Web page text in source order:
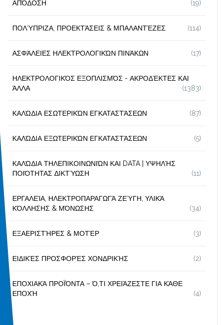
ΑΠΌΔΟΣΗ
(19)
ΠΟΛΎΠΡΙΖΑ, ΠΡΟΕΚΤΆΣΕΙΣ & ΜΠΑΛΑΝΤΈΖΕΣ (114)
ΑΣΦΆΛΕΙΕΣ ΗΛΕΚΤΡΟΛΟΓΙΚΏΝ ΠΙΝΆΚΩΝ (17)
ΗΛΕΚΤΡΟΛΟΓΙΚΌΣ ΕΞΟΠΛΙΣΜΌΣ - ΑΚΡΟΔΈΚΤΕΣ ΚΑΙ
ΆΛΛΑ
(1383)
ΚΑΛΏΔΙΑ ΕΣΩΤΕΡΙΚΏΝ ΕΓΚΑΤΑΣΤΆΣΕΩΝ (87)
ΚΑΛΏΔΙΑ ΕΞΩΤΕΡΙΚΏΝ ΕΓΚΑΤΑΣΤΆΣΕΩΝ (5)
ΚΑΛΏΔΙΑ ΤΗΛΕΠΙΚΟΙΝΩΝΙΏΝ ΚΑΙ DATA | ΥΨΗΛΉΣ
ΠΟΙΌΤΗΤΑΣ ΔΙΚΤΎΩΣΗ
(11)
ΕΡΓΑΛΕΊΑ, ΗΛΕΚΤΡΟΠΑΡΑΓΩΓΆ ΖΕΎΓΗ, ΥΛΙΚΆ
ΚΌΛΛΗΣΗΣ & ΜΌΝΩΣΗΣ
(34)
ΕΞΑΕΡΙΣΤΉΡΕΣ & ΜΟΤΈΡ (3)
ΕΙΔΙΚΈΣ ΠΡΟΣΦΟΡΈΣ ΧΟΝΔΡΙΚΉΣ (2)
ΕΠΟΧΙΑΚΆ ΠΡΟΪΌΝΤΑ – Ό,ΤΙ ΧΡΕΙΆΖΕΣΤΕ ΓΙΑ ΚΆΘΕ
ΕΠΟΧΉ
(4)